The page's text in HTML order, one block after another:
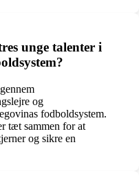
unge talenter i
og
fodboldsystem.
tæt sammen for at
og sikre en